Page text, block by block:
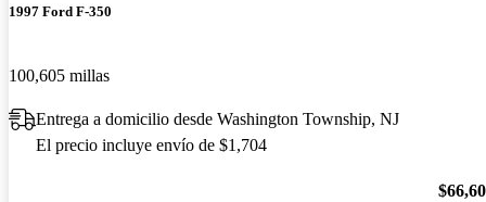
1997 Ford F-350
100,605 millas
Entrega a domicilio desde Washington Township, NJ
El precio incluye envío de $1,704